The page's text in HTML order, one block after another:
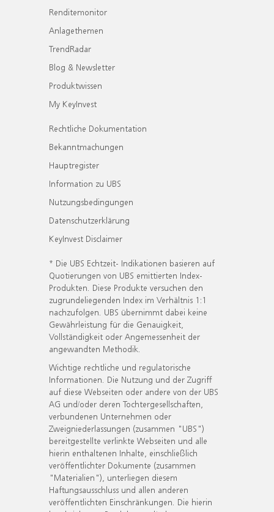
Renditemonitor
Anlagethemen
TrendRadar
Blog & Newsletter
Produktwissen
My KeyInvest
Rechtliche Dokumentation
Bekanntmachungen
Hauptregister
Information zu UBS
Nutzungsbedingungen
Datenschutzerklärung
KeyInvest Disclaimer
* Die UBS Echtzeit- Indikationen basieren auf
Quotierungen von UBS emittierten Index-
Produkten. Diese Produkte versuchen den
zugrundeliegenden Index im Verhältnis 1:1
nachzufolgen. UBS übernimmt dabei keine
Gewährleistung für die Genauigkeit,
Vollständigkeit oder Angemessenheit der
angewandten Methodik.
Wichtige rechtliche und regulatorische
Informationen. Die Nutzung und der Zugriff
auf diese Webseiten oder andere von der UBS
AG und/oder deren Tochtergesellschaften,
verbundenen Unternehmen oder
Zweigniederlassungen (zusammen "UBS")
bereitgestellte verlinkte Webseiten und alle
hierin enthaltenen Inhalte, einschließlich
veröffentlichter Dokumente (zusammen
"Materialien"), unterliegen diesem
Haftungsausschluss und allen anderen
veröffentlichten Einschränkungen. Die hierin